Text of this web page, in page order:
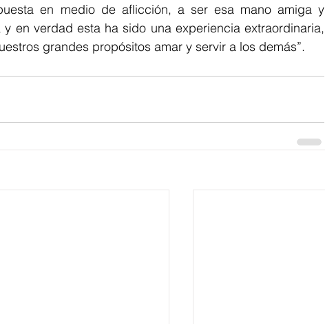
en medio de aflicción, a ser esa mano amiga y
en verdad esta ha sido una experiencia extraordinaria,
grandes propósitos amar y servir a los demás”.